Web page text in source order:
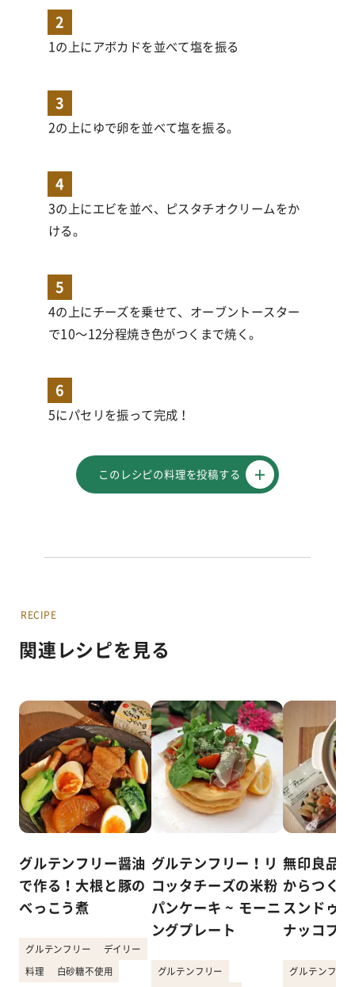
2
1の上にアボカドを並べて塩を振る
3
2の上にゆで卵を並べて塩を振る。
4
3の上にエビを並べ、ピスタチオクリームをか
ける。
5
4の上にチーズを乗せて、オーブントースター
で10〜12分程焼き色がつくまで焼く。
6
5にパセリを振って完成！
このレシピの料理を投稿する
RECIPE
関連レシピを見る
グルテンフリー醤油
で作る！大根と豚の
べっこう煮
グルテンフリー デイリー
料理 白砂糖不使用
グルテンフリー！リ
コッタチーズの米粉
パンケーキ ~ モーニ
ングプレート
グルテンフリー
無印良品
からつく
スンドゥ
ナッコプセ
グルテンフリー